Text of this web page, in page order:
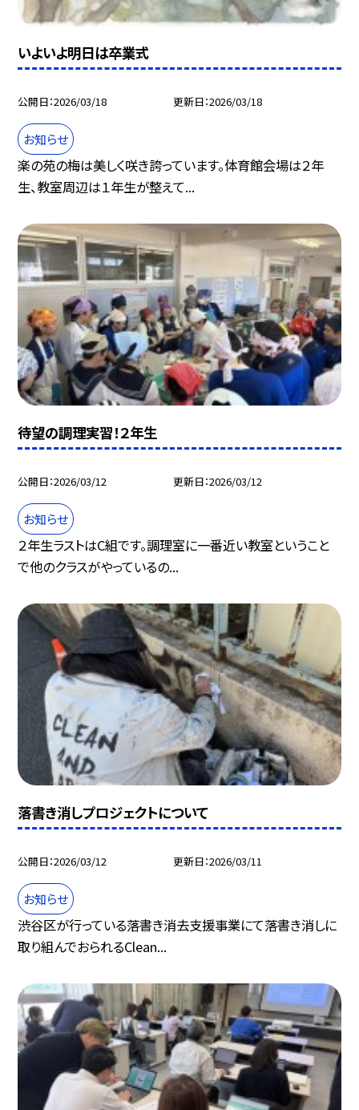
いよいよ明日は卒業式
公開日 2026/03/18 更新日 2026/03/18
お知らせ
楽の苑の梅は美しく咲き誇っています。体育館会場は２年
生、教室周辺は１年生が整えて...
待望の調理実習！２年生
公開日 2026/03/12 更新日 2026/03/12
お知らせ
２年生ラストはC組です。調理室に一番近い教室ということ
で他のクラスがやっているの...
落書き消しプロジェクトについて
公開日 2026/03/12 更新日 2026/03/11
お知らせ
渋谷区が行っている落書き消去支援事業にて落書き消しに
取り組んでおられるClean...